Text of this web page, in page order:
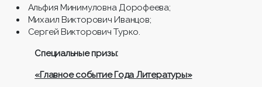
Альфия Минимуловна Дорофеева;
Михаил Викторович Иванцов;
Сергей Викторович Турко.
Специальные призы:
«Главное событие Года Литературы»